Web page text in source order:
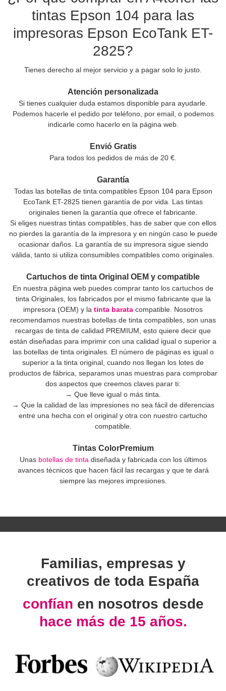
tintas Epson 104 para las
impresoras Epson EcoTank ET-
2825?
Tienes derecho al mejor servicio y a pagar solo lo justo.
Atención personalizada
Si tienes cualquier duda estamos disponible para ayudarle.
Podemos hacerle el pedido por teléfono, por email, o podemos
indicarle como hacerlo en la página web.
Envió Gratis
Para todos los pedidos de más de 20 €.
Garantía
Todas las botellas de tinta compatibles Epson 104 para Epson
EcoTank ET-2825 tienen garantía de por vida. Las tintas
originales tienen la garantía que ofrece el fabricante.
Si eliges nuestras tintas compatibles, has de saber que con ellos
no pierdes la garantía de la impresora y en ningún caso le puede
ocasionar daños. La garantía de su impresora sigue siendo
válida, tanto si utiliza consumibles compatibles como originales.
Cartuchos de tinta Original OEM y compatible
En nuestra página web puedes comprar tanto los cartuchos de
tinta Originales, los fabricados por el mismo fabricante que la
impresora (OEM) y la tinta barata compatible. Nosotros
recomendamos nuestras botellas de tinta compatibles, son unas
recargas de tinta de calidad PREMIUM, esto quiere decir que
están diseñadas para imprimir con una calidad igual o superior a
las botellas de tinta originales. El número de páginas es igual o
superior a la tinta original, cuando nos llegan los lotes de
productos de fábrica, separamos unas muestras para comprobar
dos aspectos que creemos claves parar ti:
→ Que lleve igual o más tinta.
→ Que la calidad de las impresiones no sea fácil de diferencias
entre una hecha con el original y otra con nuestro cartucho
compatible.
Tintas ColorPremium
Unas botellas de tintadiseñada y fabricada con los últimos
avances técnicos que hacen fácil las recargas y que te dará
siempre las mejores impresiones.
Familias, empresas y
creativos de toda España
confían en nosotros desde
hace más de 15 años.